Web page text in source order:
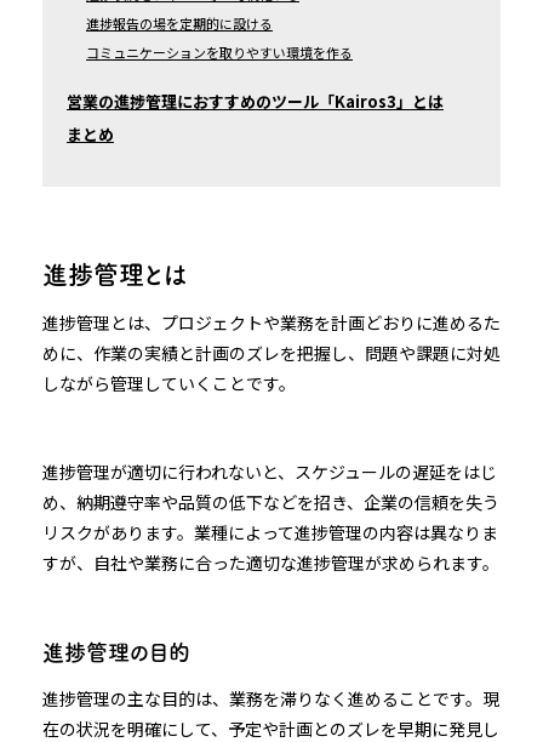
進捗報告の場を定期的に設ける
コミュニケーションを取りやすい環境を作る
営業の進捗管理におすすめのツール「Kairos3」とは
まとめ
進捗管理とは
進捗管理とは、プロジェクトや業務を計画どおりに進めるた
めに、作業の実績と計画のズレを把握し、問題や課題に対処
しながら管理していくことです。
進捗管理が適切に行われないと、スケジュールの遅延をはじ
め、納期遵守率や品質の低下などを招き、企業の信頼を失う
リスクがあります。業種によって進捗管理の内容は異なりま
すが、自社や業務に合った適切な進捗管理が求められます。
進捗管理の目的
進捗管理の主な目的は、業務を滞りなく進めることです。現
在の状況を明確にして、予定や計画とのズレを早期に発見し